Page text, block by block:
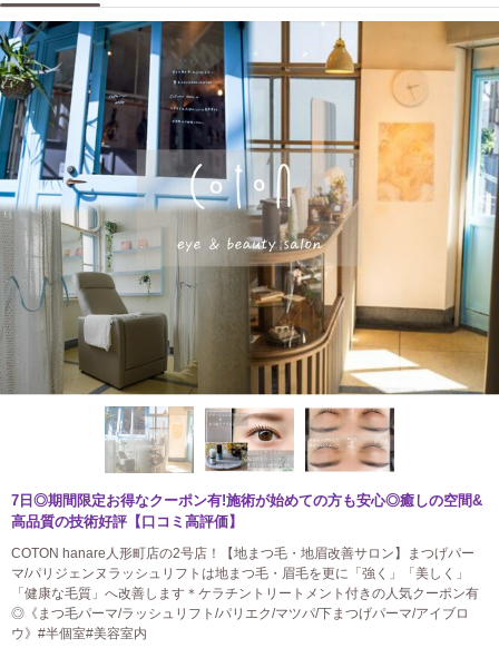
7日◎期間限定お得なクーポン有!施術が始めての方も安心◎癒しの空間&
高品質の技術好評【口コミ高評価】
COTON hanare人形町店の2号店！【地まつ毛・地眉改善サロン】まつげパー
マ/パリジェンヌラッシュリフトは地まつ毛・眉毛を更に「強く」「美しく」
「健康な毛質」へ改善します＊ケラチントリートメント付きの人気クーポン有
◎《まつ毛パーマ/ラッシュリフト/パリエク/マツパ/下まつげパーマ/アイブロ
ウ》#半個室#美容室内